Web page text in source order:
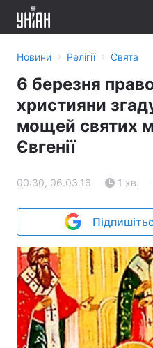
Новини › Релігії › Свята
6 березня
християни
мощей святих
Євгенії
00:30, 06.03.16 1 хв.